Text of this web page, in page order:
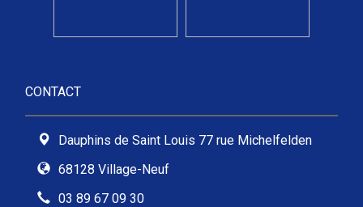
CONTACT
Dauphins de Saint Louis 77 rue Michelfelden
68128 Village-Neuf
03 89 67 09 30